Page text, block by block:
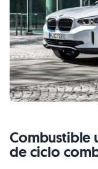
Combustible
de ciclo